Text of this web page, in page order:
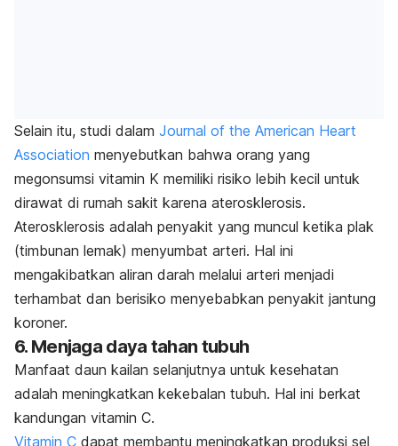
Selain itu, studi dalam Journal of the American Heart
Association menyebutkan bahwa orang yang
megonsumsi vitamin K memiliki risiko lebih kecil untuk
dirawat di rumah sakit karena aterosklerosis.
Aterosklerosis adalah penyakit yang muncul ketika plak
(timbunan lemak) menyumbat arteri. Hal ini
mengakibatkan aliran darah melalui arteri menjadi
terhambat dan berisiko menyebabkan penyakit jantung
koroner.
6. Menjaga daya tahan tubuh
Manfaat daun kailan selanjutnya untuk kesehatan
adalah meningkatkan kekebalan tubuh. Hal ini berkat
kandungan vitamin C.
Vitamin C dapat membantu meningkatkan produksi sel